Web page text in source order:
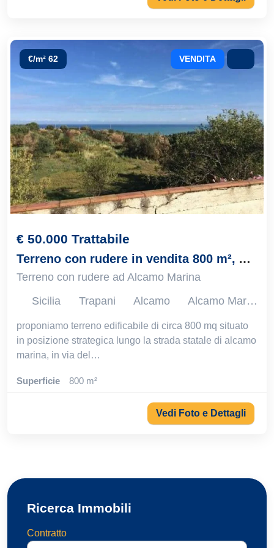
€/m² 62 VENDITA
€ 50.000 Trattabile
Terreno con rudere in vendita 800 m², Alcamo, località Alcamo Marina
Terreno con rudere ad Alcamo Marina
Sicilia
Trapani Alcamo Alcamo Marina
proponiamo terreno edificabile di circa 800 mq situato
in posizione strategica lungo la strada statale di alcamo
marina, in via del…
Superficie 800 m²
Vedi Foto e Dettagli
Ricerca Immobili
Contratto